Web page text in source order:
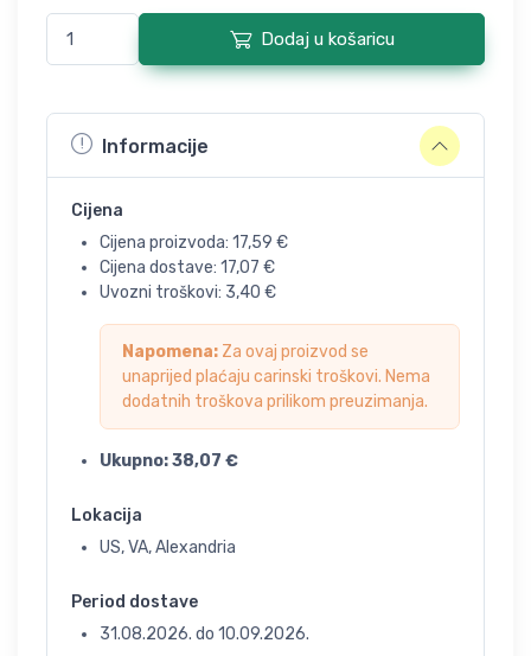
Dodaj u košaricu
Informacije
Cijena
Cijena proizvoda: 17,59 €
Cijena dostave: 17,07 €
Uvozni troškovi: 3,40 €
Napomena: Za ovaj proizvod se
unaprijed plaćaju carinski troškovi. Nema
dodatnih troškova prilikom preuzimanja.
Ukupno:38,07 €
Lokacija
US, VA, Alexandria
Period dostave
31.08.2026. do 10.09.2026.